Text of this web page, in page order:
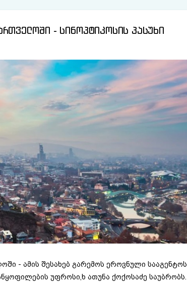
- სინოპტიკოსის პასუხი
- ამის შესახებ გარემოს ეროვნული სააგენტოს
უფროსი,ხ ათუნა ქოქოსაძე საუბრობს.